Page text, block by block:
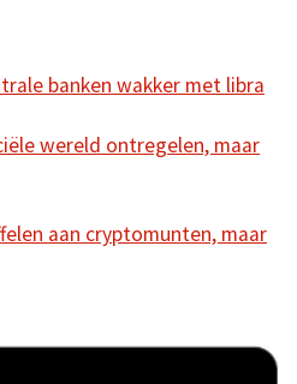
banken wakker met libra
wereld ontregelen, maar
aan cryptomunten, maar